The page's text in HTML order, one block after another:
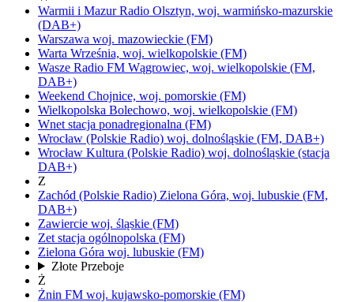
Warmii i Mazur Radio Olsztyn, woj. warmińsko-mazurskie
(DAB+)
Warszawa woj. mazowieckie (FM)
Warta Września, woj. wielkopolskie (FM)
Wasze Radio FM Wągrowiec, woj. wielkopolskie (FM,
DAB+)
Weekend Chojnice, woj. pomorskie (FM)
Wielkopolska Bolechowo, woj. wielkopolskie (FM)
Wnet stacja ponadregionalna (FM)
Wrocław (Polskie Radio) woj. dolnośląskie (FM, DAB+)
Wrocław Kultura (Polskie Radio) woj. dolnośląskie (stacja
DAB+)
Z
Zachód (Polskie Radio) Zielona Góra, woj. lubuskie (FM,
DAB+)
Zawiercie woj. śląskie (FM)
Zet stacja ogólnopolska (FM)
Zielona Góra woj. lubuskie (FM)
Złote Przeboje
Ż
Żnin FM woj. kujawsko-pomorskie (FM)